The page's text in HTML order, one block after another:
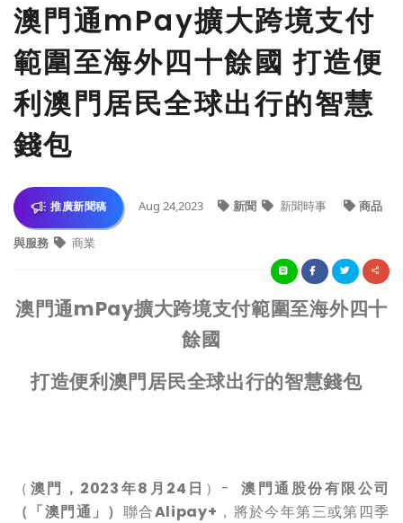
澳門通mPay擴大跨境支付
範圍至海外四十餘國 打造便
利澳門居民全球出行的智慧
錢包
推廣新聞稿 Aug 24,2023 新聞 新聞時事 商品
與服務 商業
澳門通mPay擴大跨境支付範圍至海外四十
餘國
打造便利澳門居民全球出行的智慧錢包
（ 澳門， 2023年8月24日 ） -
澳門通股份有限公司
（「澳門通」） 聯合Alipay+ ，將於今年第三或第四季